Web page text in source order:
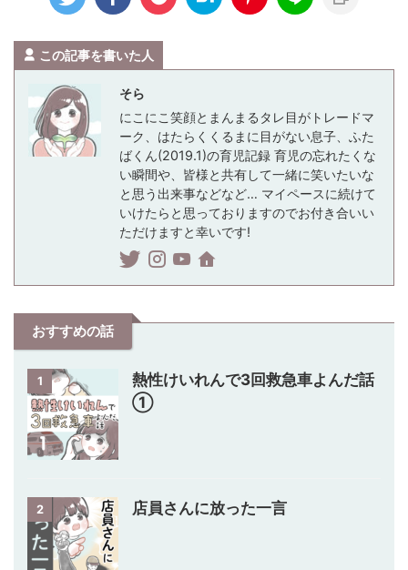
この記事を書いた人
そら
にこにこ笑顔とまんまるタレ目がトレードマ
ーク、はたらくくるまに目がない息子、ふた
ばくん(2019.1)の育児記録 育児の忘れたくな
い瞬間や、皆様と共有して一緒に笑いたいな
と思う出来事などなど… マイペースに続けて
いけたらと思っておりますのでお付き合いい
ただけますと幸いです!
おすすめの話
1
熱性けいれんで3回救急車よんだ話
①
2 店員さんに放った一言